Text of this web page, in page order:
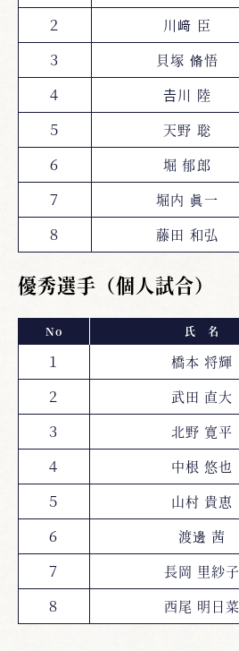
２
川﨑 臣
３
貝塚 脩悟
４
𠮷川 陸
５
天野 聡
６
堀 郁郎
７
堀内 眞一
８
藤田 和弘
優秀選手（個人試合）
No 氏 名
１ 橋本 将輝
２
武田 直大
３
北野 寛平
４
中根 悠也
５
山村 貴恵
６
渡邊 茜
７
長岡 里紗子
８
西尾 明日菜